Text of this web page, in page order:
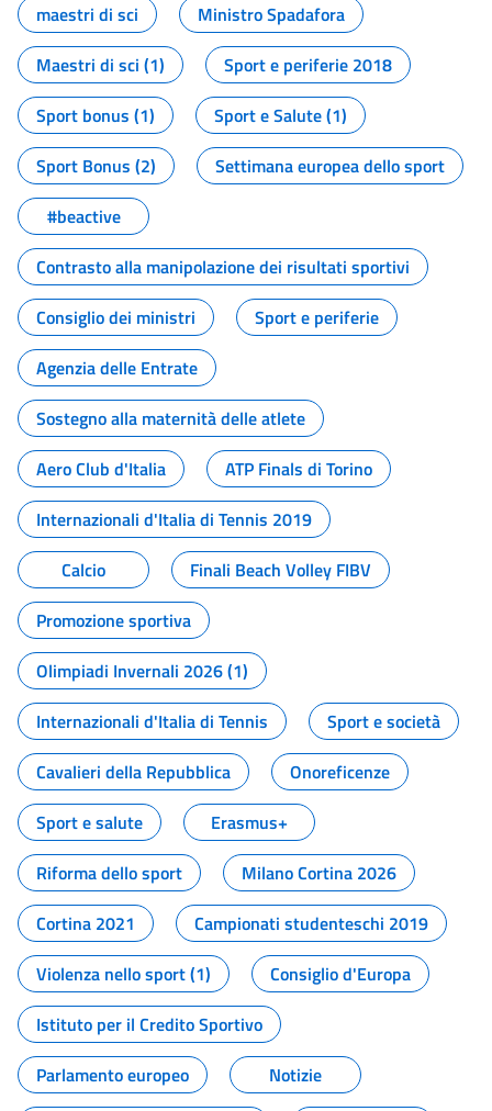
maestri di sci
Ministro Spadafora
Maestri di sci (1)
Sport e periferie 2018
Sport bonus (1)
Sport e Salute (1)
Sport Bonus (2)
Settimana europea dello sport
#beactive
Contrasto alla manipolazione dei risultati sportivi
Consiglio dei ministri
Sport e periferie
Agenzia delle Entrate
Sostegno alla maternità delle atlete
Aero Club d'Italia
ATP Finals di Torino
Internazionali d'Italia di Tennis 2019
Calcio
Finali Beach Volley FIBV
Promozione sportiva
Olimpiadi Invernali 2026 (1)
Internazionali d'Italia di Tennis
Sport e società
Cavalieri della Repubblica
Onoreficenze
Sport e salute
Erasmus+
Riforma dello sport
Milano Cortina 2026
Cortina 2021
Campionati studenteschi 2019
Violenza nello sport (1)
Consiglio d'Europa
Istituto per il Credito Sportivo
Parlamento europeo
Notizie